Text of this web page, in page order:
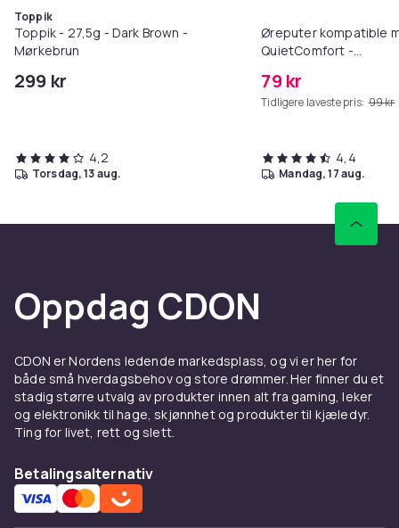
Toppik
Toppik - 27,5g - Dark Brown -
Mørkebrun
299 kr
4,2
torsdag, 13 aug.
Øreputer kompatible
QuietComfort -
79 kr
Tidligere laveste pris: 99 kr
4,4
mandag, 17 aug.
Oppdag CDON
CDON er Nordens ledende markedsplass, og vi er her for
både små hverdagsbehov og store drømmer. Her finner du et
stadig større utvalg av produkter innen alt fra gaming, leker
og elektronikk til hage, skjønnhet og produkter til kjæledyr.
Ting for livet, rett og slett.
Betalingsalternativ